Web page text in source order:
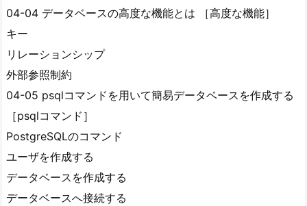
04-04 データベースの高度な機能とは ［高度な機能］
キー
リレーションシップ
外部参照制約
04-05 psqlコマンドを用いて簡易データベースを作成する
［psqlコマンド］
PostgreSQLのコマンド
ユーザを作成する
データベースを作成する
データベースへ接続する